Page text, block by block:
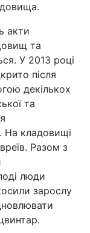
акти
та
У 2013 році
після
декількох
та
На кладовищі
Разом з
люди
зарослу